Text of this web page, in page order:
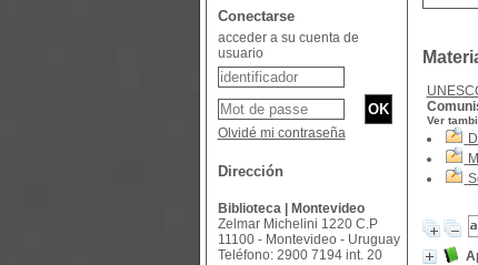
Ver
Conectarse
acceder a su cuenta de
usuario
Olvidé mi contraseña
Dirección
Biblioteca | Montevideo
Zelmar Michelini 1220 C.P
11100 - Montevideo - Uruguay
Teléfono: 2900 7194 int. 20